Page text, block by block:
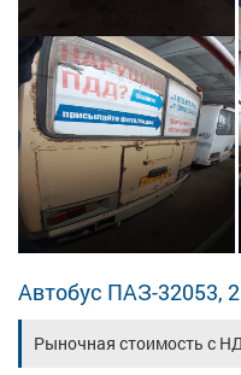
Автобус ПАЗ-32053,
Рыночная стоимость с